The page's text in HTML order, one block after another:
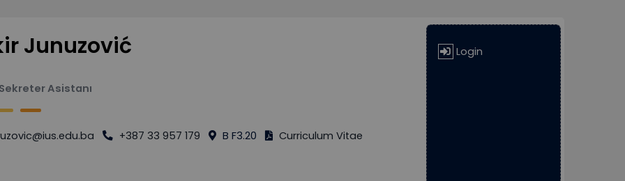
Junuzović
Asistanı
+387 33 957 179 B F3.20 Curriculum Vitae
Login